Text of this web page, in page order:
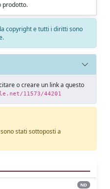
prodotto.
copyright e tutti i diritti sono
o creare un link a questo
11573/44201
stati sottoposti a
ND